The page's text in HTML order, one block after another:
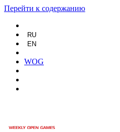
Перейти к содержанию
RU
EN
WOG